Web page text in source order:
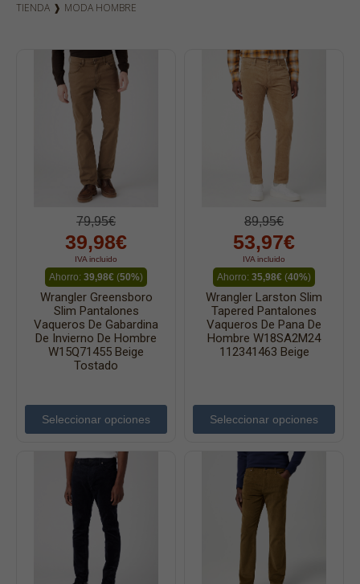
Vaqueros hombre
Dockers
Pana hombre
Camisetas
Sudaderas
Camisas
Blusas
Bolsos
Vestidos
Faldas
Jerséys
Chaquetas
Cinturones
Calcetines
Calzado
Gabardina invierno hombre
Gabardina verano hombre
Pana mujer
TIENDA ❱ MODA HOMBRE
79,95€
39,98€
IVA incluido
Ahorro: 39,98€ (50%)
Wrangler Greensboro
Slim Pantalones
Vaqueros De Gabardina
De Invierno De Hombre
W15Q71455 Beige
Tostado
Seleccionar opciones
89,95€
53,97€
IVA incluido
Ahorro: 35,98€ (40%)
Wrangler Larston Slim
Tapered Pantalones
Vaqueros De Pana De
Hombre W18SA2M24
112341463 Beige
Seleccionar opciones